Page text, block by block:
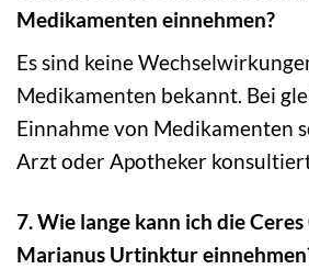
Medikamenten einnehmen?
Es sind keine
Medikamenten bekannt. Bei
Einnahme von Medikamenten
Arzt oder Apotheker
7. Wie lange kann ich die
Marianus Urtinktur